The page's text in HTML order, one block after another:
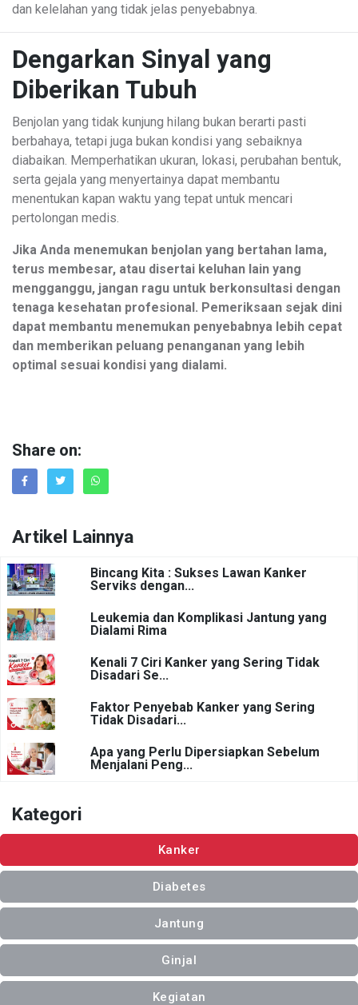
dan kelelahan yang tidak jelas penyebabnya.
Dengarkan Sinyal yang
Diberikan Tubuh
Benjolan yang tidak kunjung hilang bukan berarti pasti
berbahaya, tetapi juga bukan kondisi yang sebaiknya
diabaikan. Memperhatikan ukuran, lokasi, perubahan bentuk,
serta gejala yang menyertainya dapat membantu
menentukan kapan waktu yang tepat untuk mencari
pertolongan medis.
Jika Anda menemukan benjolan yang bertahan lama,
terus membesar, atau disertai keluhan lain yang
mengganggu, jangan ragu untuk berkonsultasi dengan
tenaga kesehatan profesional. Pemeriksaan sejak dini
dapat membantu menemukan penyebabnya lebih cepat
dan memberikan peluang penanganan yang lebih
optimal sesuai kondisi yang dialami.
Share on:
Artikel Lainnya
Bincang Kita : Sukses Lawan Kanker
Serviks dengan...
Leukemia dan Komplikasi Jantung yang
Dialami Rima
Kenali 7 Ciri Kanker yang Sering Tidak
Disadari Se...
Faktor Penyebab Kanker yang Sering
Tidak Disadari...
Apa yang Perlu Dipersiapkan Sebelum
Menjalani Peng...
Kategori
Kanker
Diabetes
Jantung
Ginjal
Kegiatan